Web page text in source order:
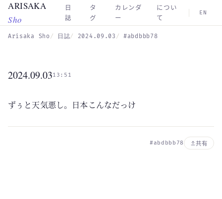
Skip to main content
ARISAKA
Sho
日
誌
タ
グ
カレンダ
ー
につい
て
EN
Arisaka Sho 日誌 2024.09.03 #abdbbb78
2024.09.0313:51
ずぅと天気悪し。日本こんなだっけ
#abdbbb78 共有